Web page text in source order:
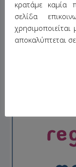
κρατάμε καμία
σελίδα
χρησιμοποιείται
αποκαλύπτεται